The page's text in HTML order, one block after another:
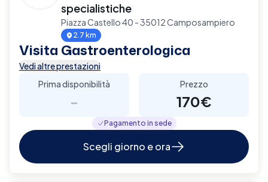
specialistiche
Piazza Castello 40 - 35012 Camposampiero
2.7 km
Visita Gastroenterologica
Vedi altre prestazioni
Prima disponibilità
-
Prezzo
170€
Pagamento in sede
Scegli giorno e ora